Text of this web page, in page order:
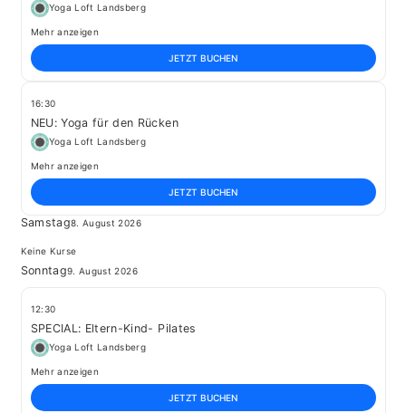
Yoga Loft Landsberg
Mehr anzeigen
JETZT BUCHEN
16:30
NEU: Yoga für den Rücken
Yoga Loft Landsberg
Mehr anzeigen
JETZT BUCHEN
Samstag8. August 2026
Keine Kurse
Sonntag9. August 2026
12:30
SPECIAL: Eltern-Kind- Pilates
Yoga Loft Landsberg
Mehr anzeigen
JETZT BUCHEN